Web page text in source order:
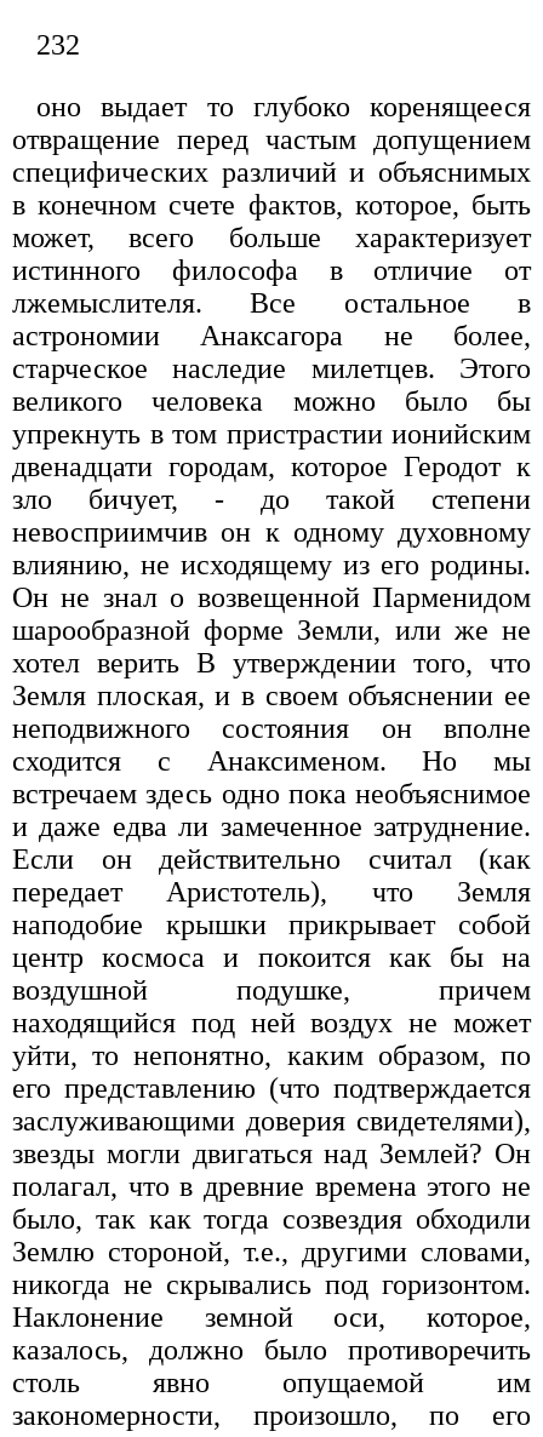
232
оно выдает то глубоко коренящееся
отвращение перед частым допущением
специфических различий и объяснимых
в конечном счете фактов, которое, быть
может, всего больше характеризует
истинного философа в отличие от
лжемыслителя. Все остальное в
астрономии Анаксагора не более,
старческое наследие милетцев. Этого
великого человека можно было бы
упрекнуть в том пристрастии ионийским
двенадцати городам, которое Геродот к
зло бичует, - до такой степени
невосприимчив он к одному духовному
влиянию, не исходящему из его родины.
Он не знал о возвещенной Парменидом
шарообразной форме Земли, или же не
хотел верить В утверждении того, что
Земля плоская, и в своем объяснении ее
неподвижного состояния он вполне
сходится с Анаксименом. Но мы
встречаем здесь одно пока необъяснимое
и даже едва ли замеченное затруднение.
Если он действительно считал (как
передает Аристотель), что Земля
наподобие крышки прикрывает собой
центр космоса и покоится как бы на
воздушной подушке, причем
находящийся под ней воздух не может
уйти, то непонятно, каким образом, по
его представлению (что подтверждается
заслуживающими доверия свидетелями),
звезды могли двигаться над Землей? Он
полагал, что в древние времена этого не
было, так как тогда созвездия обходили
Землю стороной, т.е., другими словами,
никогда не скрывались под горизонтом.
Наклонение земной оси, которое,
казалось, должно было противоречить
столь явно опущаемой им
закономерности, произошло, по его